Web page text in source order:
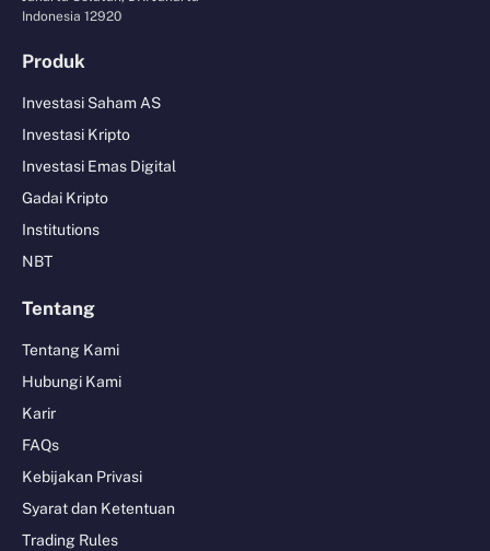
Indonesia 12920
Produk
Investasi Saham AS
Investasi Kripto
Investasi Emas Digital
Gadai Kripto
Institutions
NBT
Tentang
Tentang Kami
Hubungi Kami
Karir
FAQs
Kebijakan Privasi
Syarat dan Ketentuan
Trading Rules